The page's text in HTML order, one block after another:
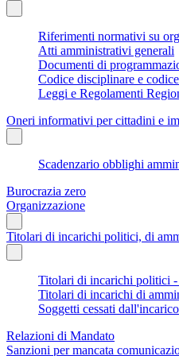
Riferimenti normativi su
Atti amministrativi generali
Documenti di
Codice disciplinare e
Leggi e Regolamenti
Oneri informativi per cittadini e
Scadenzario obblighi
Burocrazia zero
Organizzazione
Titolari di incarichi politici, di
Titolari di incarichi politici
Titolari di incarichi di
Soggetti cessati dall'incarico
Relazioni di Mandato
Sanzioni per mancata